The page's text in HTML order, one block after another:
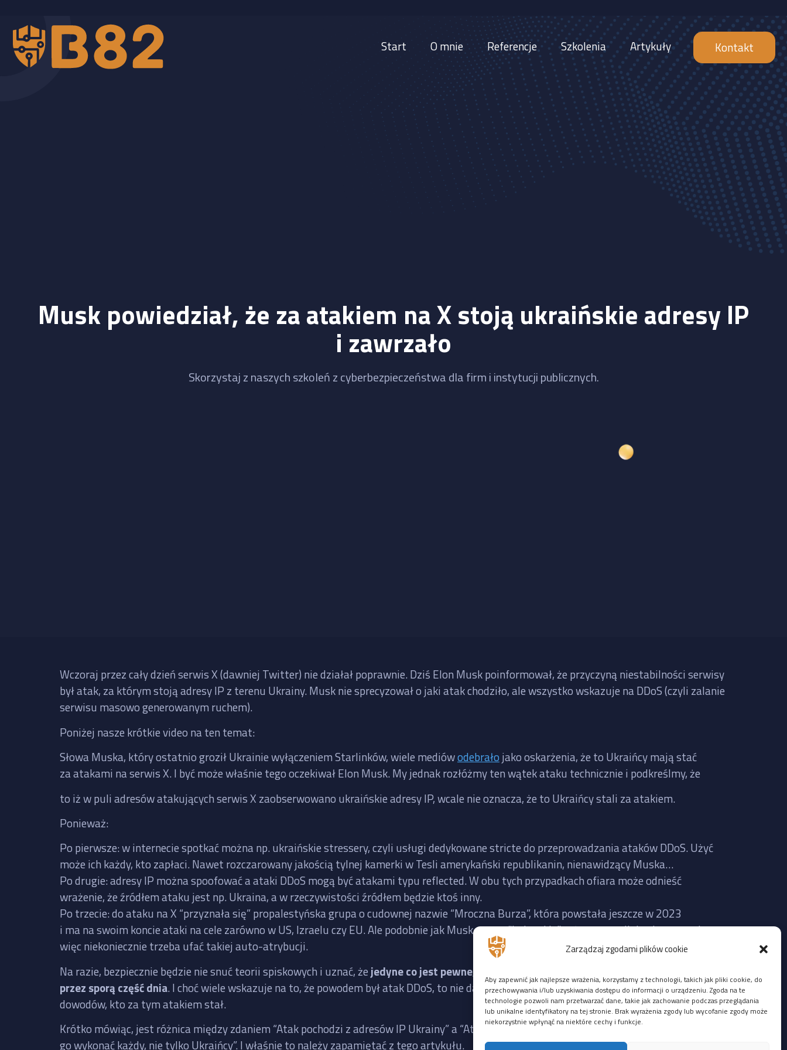
Zarządzaj zgodami plików cookie
Aby zapewnić jak najlepsze wrażenia, korzystamy z technologii, takich jak pliki cookie, do
przechowywania i/lub uzyskiwania dostępu do informacji o urządzeniu. Zgoda na te
technologie pozwoli nam przetwarzać dane, takie jak zachowanie podczas przeglądania
lub unikalne identyfikatory na tej stronie. Brak wyrażenia zgody lub wycofanie zgody może
niekorzystnie wpłynąć na niektóre cechy i funkcje.
Start O mnie Referencje Szkolenia Artykuły Kontakt
Musk powiedział, że za atakiem na X stoją ukraińskie adresy IP
i zawrzało
Skorzystaj z naszych szkoleń z cyberbezpieczeństwa dla firm i instytucji publicznych.
Wczoraj przez cały dzień serwis X (dawniej Twitter) nie działał poprawnie. Dziś Elon Musk poinformował, że przyczyną niestabilności serwisy
był atak, za którym stoją adresy IP z terenu Ukrainy. Musk nie sprecyzował o jaki atak chodziło, ale wszystko wskazuje na DDoS (czyli zalanie
serwisu masowo generowanym ruchem).
Poniżej nasze krótkie video na ten temat:
Słowa Muska, który ostatnio groził Ukrainie wyłączeniem Starlinków, wiele mediówodebrało jako oskarżenia, że to Ukraińcy mają stać
za atakami na serwis X. I być może właśnie tego oczekiwał Elon Musk. My jednak rozłóżmy ten wątek ataku technicznie i podkreślmy, że
to iż w puli adresów atakujących serwis X zaobserwowano ukraińskie adresy IP, wcale nie oznacza, że to Ukraińcy stali za atakiem.
Ponieważ:
Po pierwsze: w internecie spotkać można np. ukraińskie stressery, czyli usługi dedykowane stricte do przeprowadzania ataków DDoS. Użyć
może ich każdy, kto zapłaci. Nawet rozczarowany jakością tylnej kamerki w Tesli amerykański republikanin, nienawidzący Muska…
Po drugie: adresy IP można spoofować a ataki DDoS mogą być atakami typu reflected. W obu tych przypadkach ofiara może odnieść
wrażenie, że źródłem ataku jest np. Ukraina, a w rzeczywistości źródłem będzie ktoś inny.
Po trzecie: do ataku na X “przyznała się” propalestyńska grupa o cudownej nazwie “Mroczna Burza”, która powstała jeszcze w 2023
i ma na swoim koncie ataki na cele zarówno w US, Izraelu czy EU. Ale podobnie jak Musk, grupy “hakerskie” też często mijają się z prawdą,
więc niekoniecznie trzeba ufać takiej auto-atrybucji.
Na razie, bezpiecznie będzie nie snuć teorii spiskowych i uznać, że jedyne co jest pewne, to to, że Twitter faktycznie nie działał wczoraj
przez sporą część dnia. I choć wiele wskazuje na to, że powodem był atak DDoS, to nie da się ustalić na bazie aktualnie udostępnionych
dowodów, kto za tym atakiem stał.
Krótko mówiąc, jest różnica między zdaniem “Atak pochodzi z adresów IP Ukrainy” a “Atak pochodzi z adresów IP Ukrainy, ale mógł
go wykonać każdy, nie tylko Ukraińcy”. I właśnie to należy zapamiętać z tego artykułu.